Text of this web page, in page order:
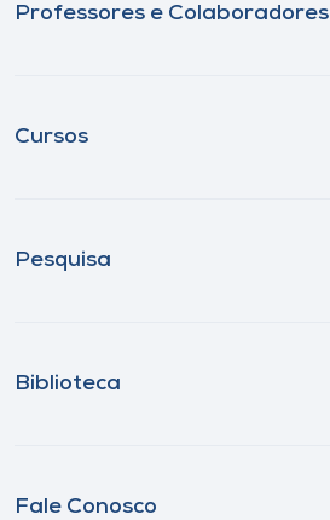
Professores e Colaboradores
Cursos
Pesquisa
Biblioteca
Fale Conosco